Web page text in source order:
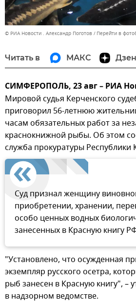
© РИА Новости . Александр Поготов Перейти в
Читать в МАКС Дзен
СИМФЕРОПОЛЬ, 23 авг – РИА
Мировой судья Керченского
приговорил 56-летнюю
часам обязательных работ за
краснокнижной рыбы. Об этом
служба прокуратуры Республики
Суд признал женщину
приобретении, хранении,
особо ценных водных
занесенных в Красную книгу
"Установлено, что осужденная
экземпляр русского осетра,
рыб занесен в Красную книгу", –
в надзорном ведомстве.